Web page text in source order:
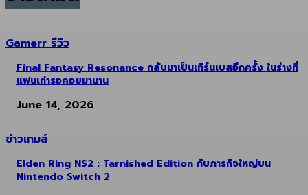
Gamerr รีวิว
Final Fantasy Resonance กลับมาเป็นเทิร์นเบสอีกครั้ง ในร่างที่
แฟนเก่ารอคอยมานาน
June 14, 2026
ข่าวเกมส์
Elden Ring NS2 : Tarnished Edition กับภารกิจใหญ่บน
Nintendo Switch 2